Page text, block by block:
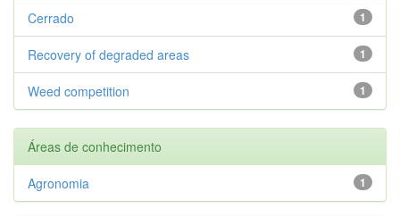
1
Cerrado
1
Recovery of degraded areas
1
Weed competition
Áreas de conhecimento
1
Agronomia